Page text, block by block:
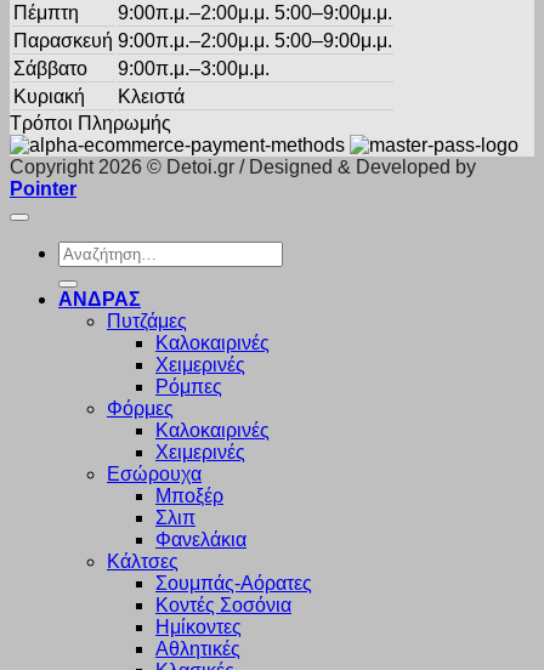
Πέμπτη
9:00π.μ.–2:00μ.μ. 5:00–9:00μ.μ.
Παρασκευή 9:00π.μ.–2:00μ.μ. 5:00–9:00μ.μ.
Σάββατο
9:00π.μ.–3:00μ.μ.
Κυριακή
Κλειστά
Τρόποι Πληρωμής
Copyright 2026 © Detoi.gr / Designed & Developed by
Pointer
Αναζήτηση
για:
ΑΝΔΡΑΣ
Πυτζάμες
Καλοκαιρινές
Χειμερινές
Ρόμπες
Φόρμες
Καλοκαιρινές
Χειμερινές
Εσώρουχα
Μποξέρ
Σλιπ
Φανελάκια
Κάλτσες
Σουμπάς-Αόρατες
Κοντές Σοσόνια
Ημίκοντες
Αθλητικές